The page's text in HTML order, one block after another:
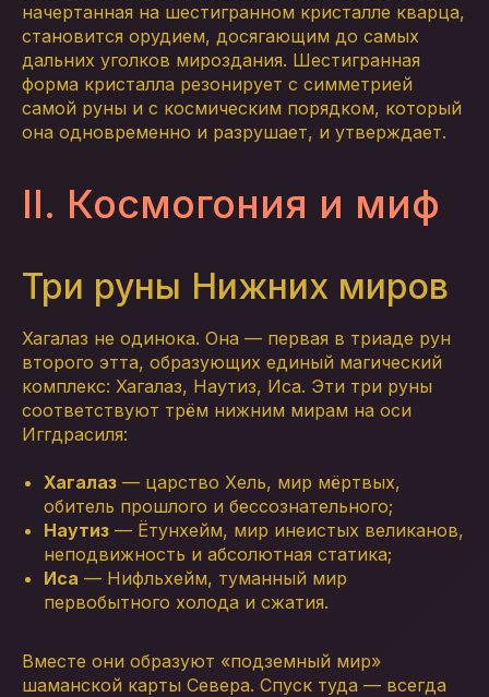
начертанная на шестигранном кристалле кварца,
становится орудием, досягающим до самых
дальних уголков мироздания. Шестигранная
форма кристалла резонирует с симметрией
самой руны и с космическим порядком, который
она одновременно и разрушает, и утверждает.
II. Космогония и миф
Три руны Нижних миров
Хагалаз не одинока. Она — первая в триаде рун
второго этта, образующих единый магический
комплекс: Хагалаз, Наутиз, Иса. Эти три руны
соответствуют трём нижним мирам на оси
Иггдрасиля:
Хагалаз — царство Хель, мир мёртвых,
обитель прошлого и бессознательного;
Наутиз — Ётунхейм, мир инеистых великанов,
неподвижность и абсолютная статика;
Иса — Нифльхейм, туманный мир
первобытного холода и сжатия.
Вместе они образуют «подземный мир»
шаманской карты Севера. Спуск туда — всегда